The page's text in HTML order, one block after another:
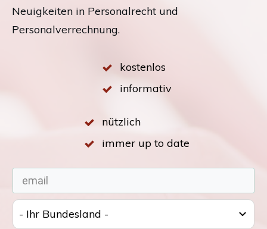
Neuigkeiten in Personalrecht und
Personalverrechnung.
kostenlos
informativ
nützlich
immer up to date
- Ihr Bundesland -